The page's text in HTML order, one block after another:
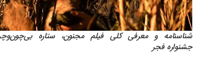
شناسنامه و معرفی کلی فیلم مجنون، ستاره بی‌چون‌وچرای
جشنواره فجر